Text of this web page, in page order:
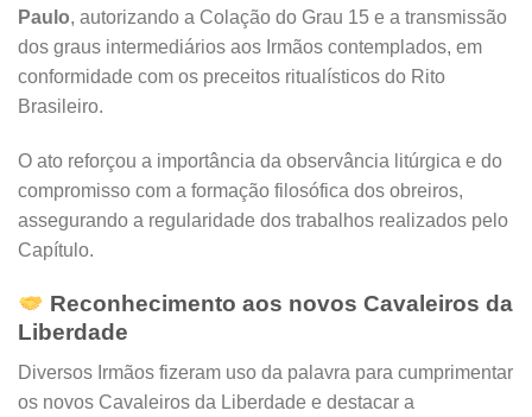
Paulo, autorizando a Colação do Grau 15 e a transmissão
dos graus intermediários aos Irmãos contemplados, em
conformidade com os preceitos ritualísticos do Rito
Brasileiro.
O ato reforçou a importância da observância litúrgica e do
compromisso com a formação filosófica dos obreiros,
assegurando a regularidade dos trabalhos realizados pelo
Capítulo.
Reconhecimento aos novos Cavaleiros da
Liberdade
Diversos Irmãos fizeram uso da palavra para cumprimentar
os novos Cavaleiros da Liberdade e destacar a